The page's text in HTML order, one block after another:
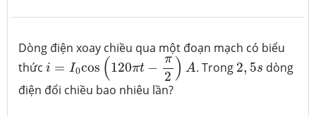
Dòng điện xoay chiều qua một đoạn mạch có biểu
thức i = I0cos (120πt −
π
2 ) A
i=I0cos(120πt−π2) A
. Trong 2, 5s
2 5s dòng
điện đổi chiều bao nhiêu lần?